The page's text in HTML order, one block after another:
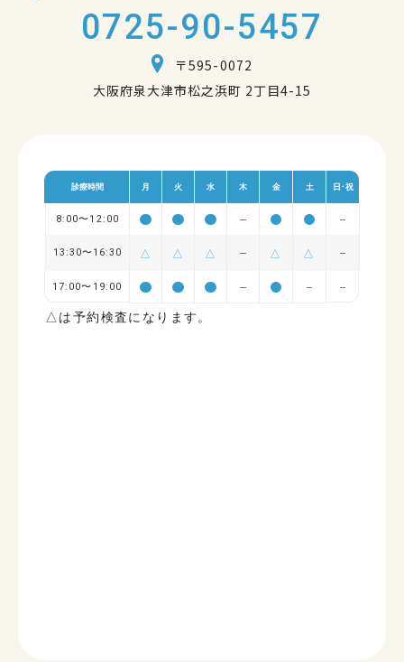
0725-90-5457
〒595-0072
大阪府泉大津市松之浜町 2丁目4-15
診療時間 月 火 水 木 金 土 日･祝
8:00〜12:00
13:30〜16:30 △ △ △ △ △
17:00〜19:00
△は予約検査になります。